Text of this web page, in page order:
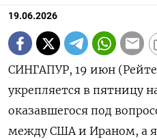
19.06.2026
СИНГАПУР, 19 июн
укрепляется в пятницу
оказавшегося под
между США и Ираном, а